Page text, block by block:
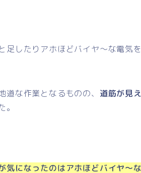
足したりアホほどバイヤ～な電気
道な作業となるものの、 道筋が見
。
気になったのはアホほどバイヤ～